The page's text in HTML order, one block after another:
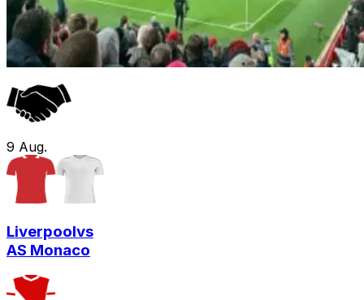
9 Aug.
Liverpoolvs
AS Monaco